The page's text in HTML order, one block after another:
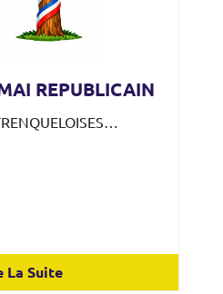
REPUBLICAIN
La Suite